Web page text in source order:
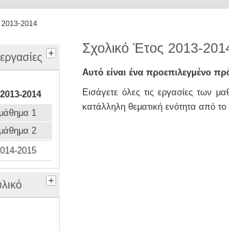
2013-2014
2014
1
2
2015
Σχολικό Έτος 2013-
Αυτό είναι ένα προεπιλεγμένο
Εισάγετε όλες τις εργασίες των
κατάλληλη θεματική ενότητα από το